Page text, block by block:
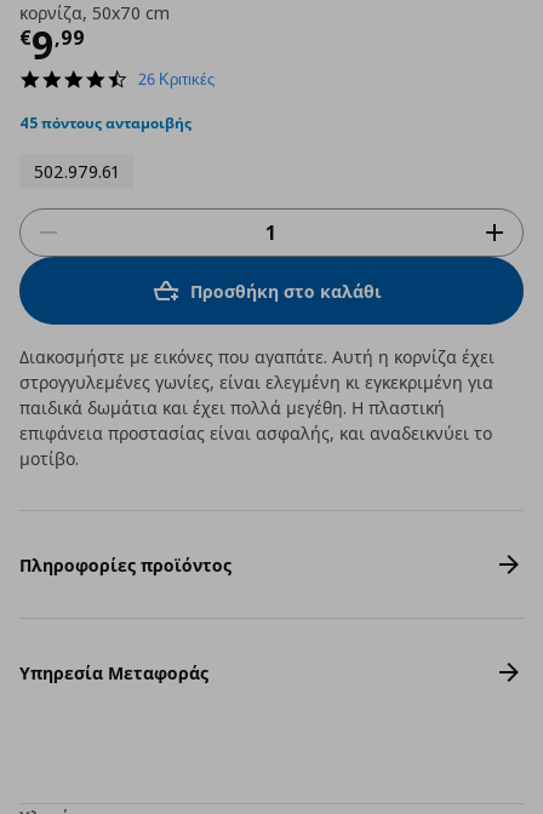
κορνίζα, 50x70 cm
€9,99
Τρέχουσα τιμή
4.4
rating
26 Κριτικές
45 πόντους ανταμοιβής
502.979.61
Προσθήκη στο καλάθι
Διακοσμήστε με εικόνες που αγαπάτε. Αυτή η κορνίζα έχει
στρογγυλεμένες γωνίες, είναι ελεγμένη κι εγκεκριμένη για
παιδικά δωμάτια και έχει πολλά μεγέθη. Η πλαστική
επιφάνεια προστασίας είναι ασφαλής, και αναδεικνύει το
μοτίβο.
Πληροφορίες προϊόντος
Υπηρεσία Μεταφοράς